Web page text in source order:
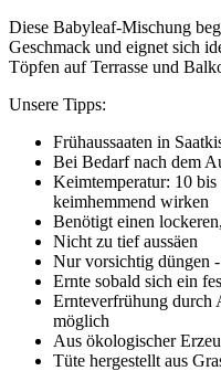
Diese Babyleaf-Mischung
Geschmack und eignet sich
Töpfen auf Terrasse und
Unsere Tipps:
Frühaussaaten in
Bei Bedarf nach dem
Keimtemperatur: 10 bis
keimhemmend wirken
Benötigt einen
Nicht zu tief aussäen
Nur vorsichtig düngen
Ernte sobald sich ein
Ernteverfrühung durch
möglich
Aus ökologischer
Tüte hergestellt aus